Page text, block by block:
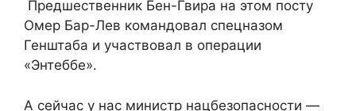
Предшественник Бен-Гвира на этом посту
Омер Бар-Лев командовал спецназом
Генштаба и участвовал в операции
«Энтеббе».
А сейчас у нас министр нацбезопасности —